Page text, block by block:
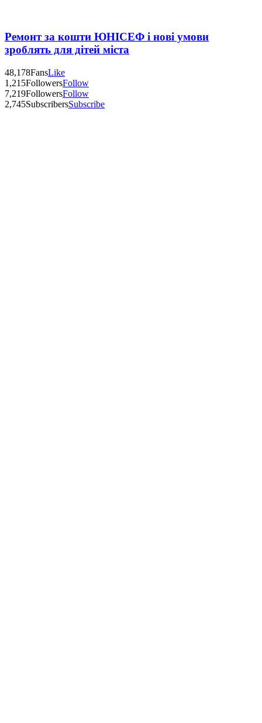
Ремонт за кошти ЮНІСЕФ і нові умови
зроблять для дітей міста
48,178FansLike
1,215FollowersFollow
7,219FollowersFollow
2,745SubscribersSubscribe